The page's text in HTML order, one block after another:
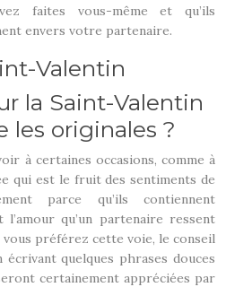
faites vous-même et qu’ils
envers votre partenaire.
Valentin
la Saint-Valentin
les originales ?
à certaines occasions, comme à
qui est le fruit des sentiments de
parce qu’ils contiennent
qu’un partenaire ressent
vous préférez cette voie, le conseil
quelques phrases douces
certainement appréciées par